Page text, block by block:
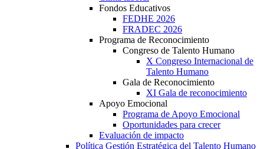
Fondos Educativos
FEDHE 2026
FRADEC 2026
Programa de Reconocimiento
Congreso de Talento Humano
X Congreso Internacional de
Talento Humano
Gala de Reconocimiento
XI Gala de reconocimiento
Apoyo Emocional
Programa de Apoyo Emocional
Oportunidades para crecer
Evaluación de impacto
Política Gestión Estratégica del Talento Humano